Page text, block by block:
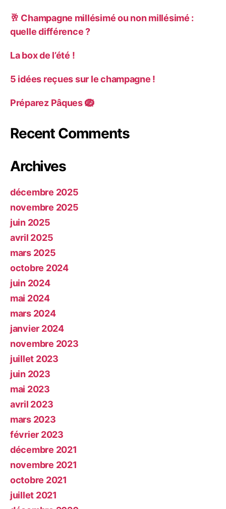
🥂 Champagne millésimé ou non millésimé :
quelle différence ?
La box de l’été !
5 idées reçues sur le champagne !
Préparez Pâques 🪺
Recent Comments
Archives
décembre 2025
novembre 2025
juin 2025
avril 2025
mars 2025
octobre 2024
juin 2024
mai 2024
mars 2024
janvier 2024
novembre 2023
juillet 2023
juin 2023
mai 2023
avril 2023
mars 2023
février 2023
décembre 2021
novembre 2021
octobre 2021
juillet 2021